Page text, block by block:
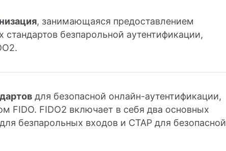
, занимающаяся предоставлением
безпарольной аутентификации,
для безопасной онлайн-аутентификации,
FIDO. FIDO2 включает в себя два основных
безпарольных входов и CTAP для безопасной